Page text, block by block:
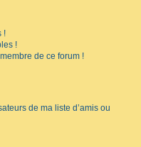
!
!
de ce forum !
de ma liste d’amis ou